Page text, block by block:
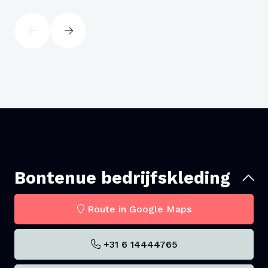
Bontenue bedrijfskleding
Route in Google Maps
+31 6 14444765